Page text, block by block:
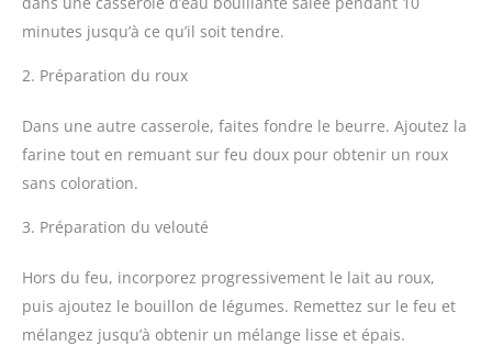
minutes jusqu’à ce qu’il soit tendre.
2. Préparation du roux
Dans une autre casserole, faites fondre le beurre. Ajoutez la
farine tout en remuant sur feu doux pour obtenir un roux
sans coloration.
3. Préparation du velouté
Hors du feu, incorporez progressivement le lait au roux,
puis ajoutez le bouillon de légumes. Remettez sur le feu et
mélangez jusqu’à obtenir un mélange lisse et épais.